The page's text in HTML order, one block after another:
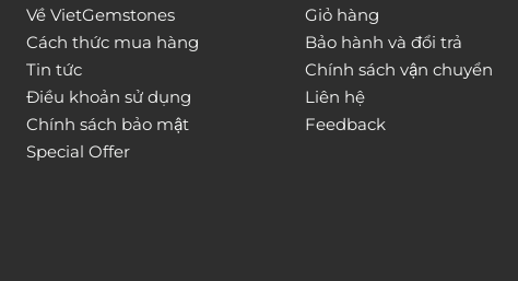
Về VietGemstones
Cách thức mua hàng
Tin tức
Điều khoản sử dụng
Chính sách bảo mật
Special Offer
Giỏ hàng
Bảo hành và đổi trả
Chính sách vận chuyển
Liên hệ
Feedback